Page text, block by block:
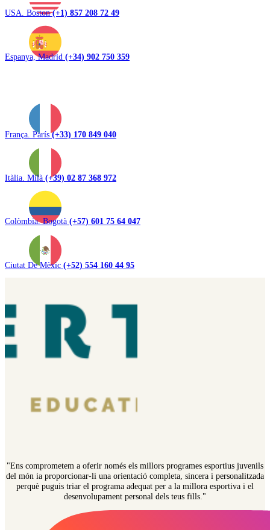
USA. Boston(+1) 857 208 72 49
Espanya, Madrid (+34) 902 750 359
França. París(+33) 170 849 040
Itàlia. Milà (+39) 02 87 368 972
Colòmbia. Bogotà (+57) 601 75 64 047
Ciutat De Mèxic (+52) 554 160 44 95
"Ens comprometem a oferir només els millors programes esportius juvenils
del món ia proporcionar-li una orientació completa, sincera i personalitzada
perquè puguis triar el programa adequat per a la millora esportiva i el
desenvolupament personal dels teus fills."